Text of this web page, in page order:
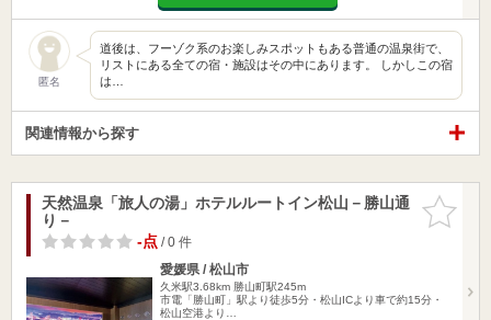
匿名
道後は、フーゾク系のお楽しみスポットもある普通の温泉街で、
リストにある全ての宿・施設はその中にあります。 しかしこの宿
は…
関連情報から探す
お気に入
りに追加
天然温泉「旅人の湯」ホテルルートイン松山－勝山通
り－
-点/ 0 件
愛媛県 / 松山市
久米駅3.68km 勝山町駅245m
市電「勝山町」駅より徒歩5分・松山ICより車で約15分・
松山空港より…